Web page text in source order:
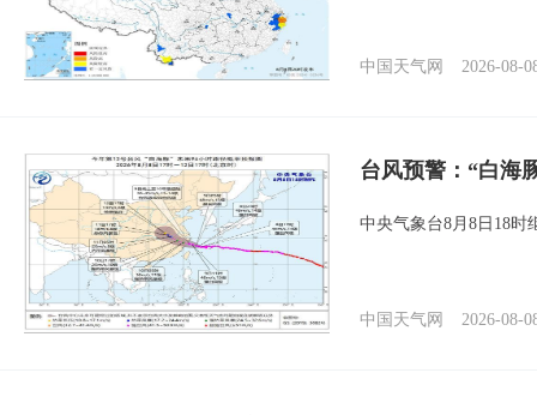
中国天气网 2026-08-
台风预警：“白海
中央气象台8月8日18时
中国天气网 2026-08-